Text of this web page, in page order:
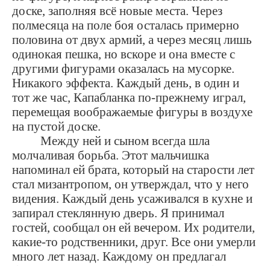
доске, заполняя всё новые места. Через
полмесяца на поле боя осталась примерно
половина от двух армий, а через месяц лишь
одинокая пешка, но вскоре и она вместе с
другими фигурами оказалась на мусорке.
Никакого эффекта. Каждый день, в один и
тот же час, Капабланка по-прежнему играл,
перемещая воображаемые фигуры в воздухе
на пустой доске.
Между ней и сыном всегда шла
молчаливая борьба. Этот мальчишка
напоминал ей брата, который на старости лет
стал мизантропом, он утверждал, что у него
видения. Каждый день усаживался в кухне и
запирал стеклянную дверь. Я принимал
гостей, сообщал он ей вечером. Их родители,
какие-то родственники, друг. Все они умерли
много лет назад. Каждому он предлагал